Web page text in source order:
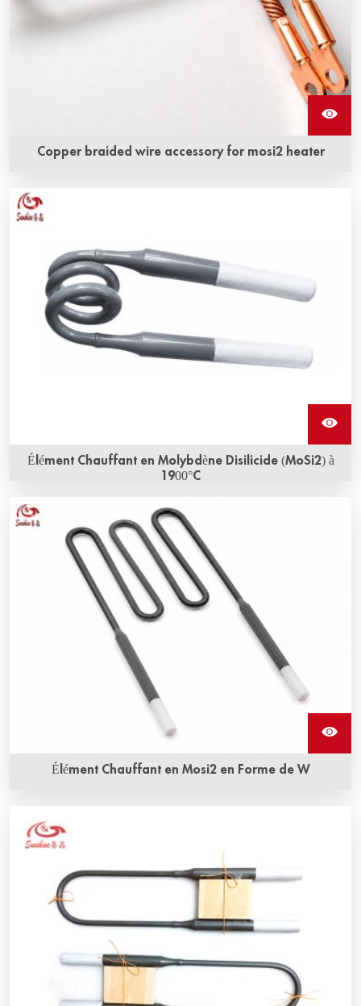
Copper braided wire accessory for mosi2 heater
combinés par une technologie spéciale pour former une
structure intégrée.
Élément Chauffant en Molybdène Disilicide (MoSi2) à
1900°C
sont disponibles en tant qu'éléments droits, en forme de
U, en forme de W, en forme de L ou cintrés dans une large
gamme de formes et de tailles, tous caractérisés par une
longue durée de vie et des performances constantes.
Élément Chauffant en Mosi2 en Forme de W
également appelés éléments chauffants en disiliciure de
molybdène, sont une résistance en MOSI2. Ils peuvent
résister à l'oxydation à des températures très élevées.